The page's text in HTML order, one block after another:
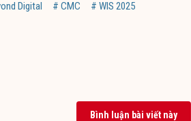
Digital # CMC # WIS 2025
Bình luận bài viết này